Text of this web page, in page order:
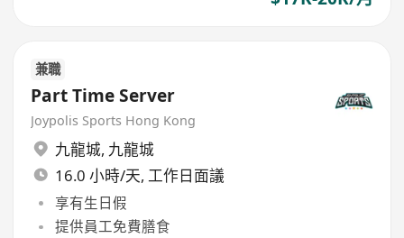
兼職
Part Time Server
Joypolis Sports Hong Kong
九龍城, 九龍城
16.0 小時/天, 工作日面議
享有生日假
提供員工免費膳食